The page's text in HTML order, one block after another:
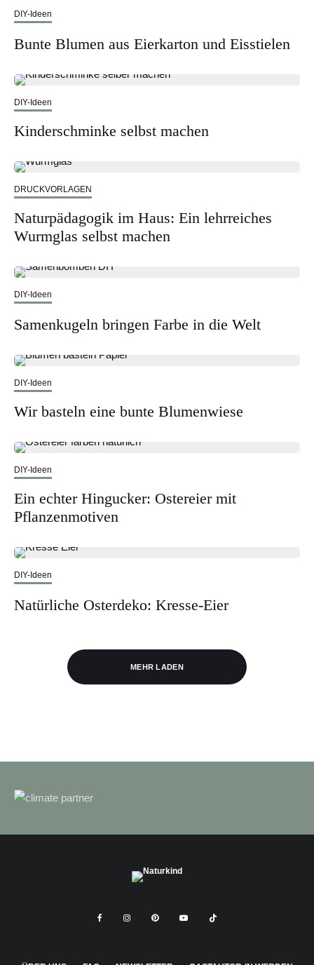
DIY-Ideen
Bunte Blumen aus Eierkarton und Eisstielen
DIY-Ideen
Kinderschminke selbst machen
DRUCKVORLAGEN
Naturpädagogik im Haus: Ein lehrreiches
Wurmglas selbst machen
DIY-Ideen
Samenkugeln bringen Farbe in die Welt
DIY-Ideen
Wir basteln eine bunte Blumenwiese
DIY-Ideen
Ein echter Hingucker: Ostereier mit
Pflanzenmotiven
DIY-Ideen
Natürliche Osterdeko: Kresse-Eier
MEHR LADEN